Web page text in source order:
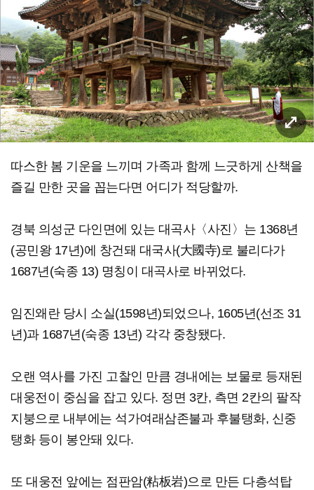
따스한 봄 기운을 느끼며 가족과 함께 느긋하게 산책을
즐길 만한 곳을 꼽는다면 어디가 적당할까.
경북 의성군 다인면에 있는 대곡사〈사진〉는 1368년
(공민왕 17년)에 창건돼 대국사(大國寺)로 불리다가
1687년(숙종 13) 명칭이 대곡사로 바뀌었다.
임진왜란 당시 소실(1598년)되었으나, 1605년(선조 31
년)과 1687년(숙종 13년) 각각 중창됐다.
오랜 역사를 가진 고찰인 만큼 경내에는 보물로 등재된
대웅전이 중심을 잡고 있다. 정면 3칸, 측면 2칸의 팔작
지붕으로 내부에는 석가여래삼존불과 후불탱화, 신중
탱화 등이 봉안돼 있다.
또 대웅전 앞에는 점판암(粘板岩)으로 만든 다층석탑